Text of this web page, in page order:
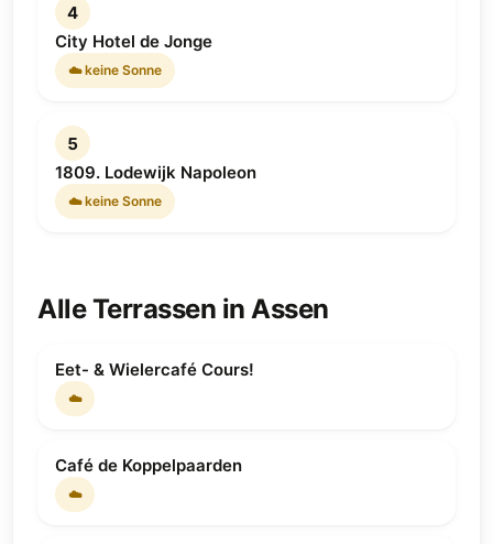
4
City Hotel de Jonge
☁️ keine Sonne
5
1809. Lodewijk Napoleon
☁️ keine Sonne
Alle Terrassen in Assen
Eet- & Wielercafé Cours!
☁️
Café de Koppelpaarden
☁️